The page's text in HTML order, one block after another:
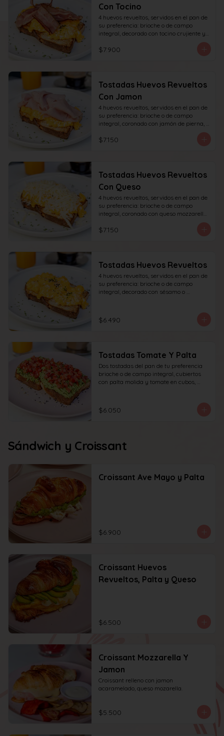
Con Tocino
4 huevos revueltos, servidos en el pan de
su preferencia: brioche o de campo
integral, decorado con tocino crujiente y
$7.900
Tostadas Huevos Revueltos
Con Jamon
4 huevos revueltos, servidos en el pan de
su preferencia: brioche o de campo
integral, coronado con jamón de pierna,
$7.150
Tostadas Huevos Revueltos
Con Queso
4 huevos revueltos, servidos en el pan de
su preferencia: brioche o de campo
integral, coronado con queso mozzarella
rallado, decorado con sésamo o cibullete.
$7.150
Tostadas Huevos Revueltos
4 huevos revueltos, servidos en el pan de
su preferencia: brioche o de campo
integral, decorado con sésamo o
$6.490
Tostadas Tomate Y Palta
Dos tostadas del pan de tu preferencia
brioche o de campo integral, cubiertos
con palta molida y tomate en cubos,
$6.050
Sándwich y Croissant
Croissant Ave Mayo y Palta
$6.900
Croissant Huevos
Revueltos, Palta y Queso
$6.500
Croissant Mozzarella Y
Jamon
Croissant relleno con jamon
acaramelado, queso mozarella.
$5.500